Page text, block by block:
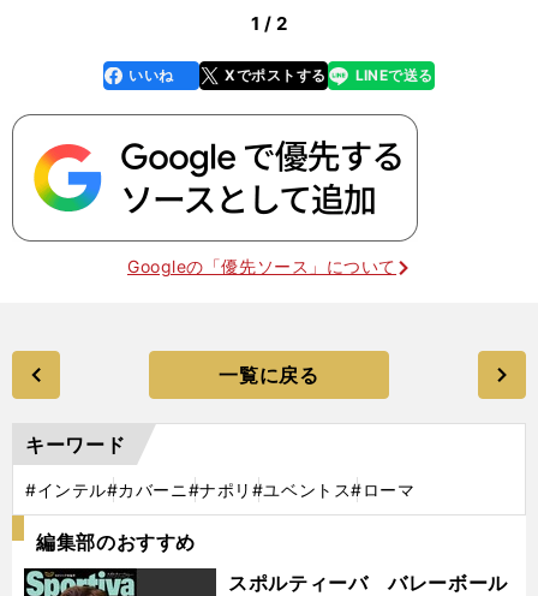
1 / 2
faceboo
k
いいね Xでポストする
line LINEで送る
Googleの「優先ソース」について
一覧に戻る
キーワード
#インテル#カバーニ#ナポリ #ユベントス#ローマ
編集部のおすすめ
スポルティーバ バレーボール